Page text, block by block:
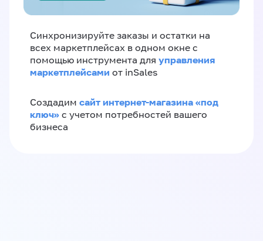
Синхронизируйте заказы и остатки на
всех маркетплейсах в одном окне с
помощью инструмента для управления
маркетплейсами от inSales
Создадим сайт интернет-магазина «под
ключ» с учетом потребностей вашего
бизнеса